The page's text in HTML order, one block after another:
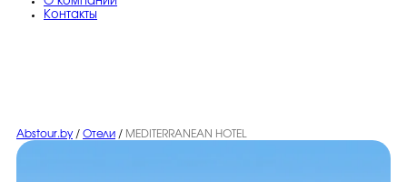
Контакты
Abstour.by / Отели / MEDITERRANEAN HOTEL